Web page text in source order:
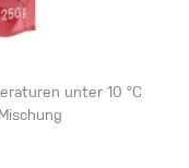
unter 10 °C